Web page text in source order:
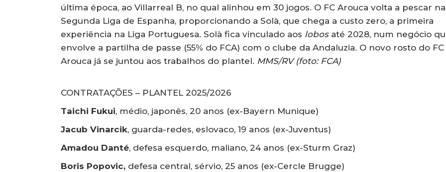
última época, ao Villarreal B, no qual alinhou em 30 jogos. O FC Arouca volta a pescar na
Segunda Liga de Espanha, proporcionando a Solà, que chega a custo zero, a primeira
experiência na Liga Portuguesa. Solà fica vinculado aos lobosaté 2028, num negócio
envolve a partilha de passe (55% do FCA) com o clube da Andaluzia. O novo rosto do FC
Arouca já se juntou aos trabalhos do plantel. MMS/RV (foto: FCA)
CONTRATAÇÕES – PLANTEL 2025/2026
Taichi Fukui, médio, japonês, 20 anos (ex-Bayern Munique)
Jacub Vinarcik, guarda-redes, eslovaco, 19 anos (ex-Juventus)
Amadou Danté, defesa esquerdo, maliano, 24 anos (ex-Sturm Graz)
Boris Popovic, defesa central, sérvio, 25 anos (ex-Cercle Brugge)